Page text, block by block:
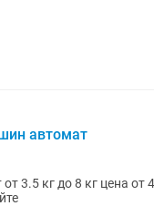
автомат
3.5 кг до 8 кг цена от